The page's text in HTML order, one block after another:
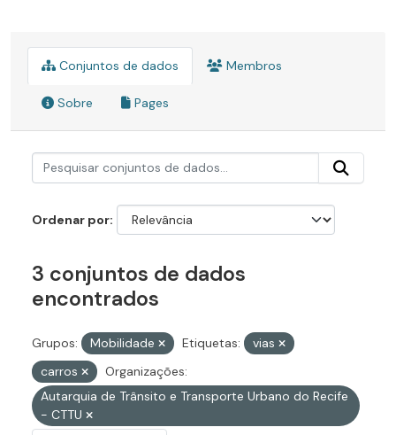
Conjuntos de dados Membros
Sobre Pages
Ordenar por
3 conjuntos de dados
encontrados
Grupos: Mobilidade Etiquetas:
vias
carros
Organizações:
Autarquia de Trânsito e Transporte Urbano do Recife
- CTTU